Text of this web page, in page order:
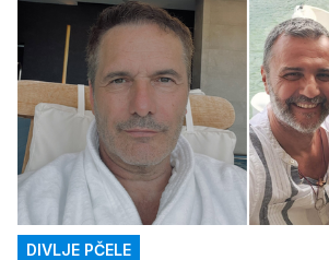
DIVLJE PČELE